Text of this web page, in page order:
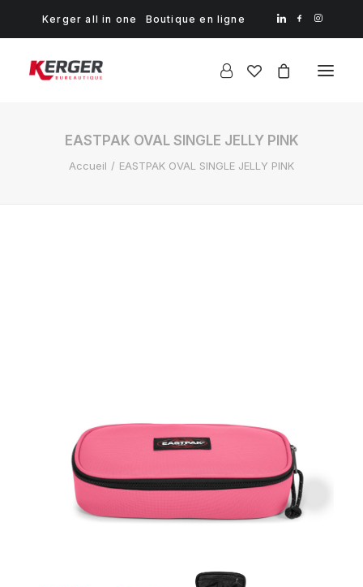
Kerger all in one Boutique en ligne
EASTPAK OVAL SINGLE JELLY PINK
Accueil EASTPAK OVAL SINGLE JELLY PINK